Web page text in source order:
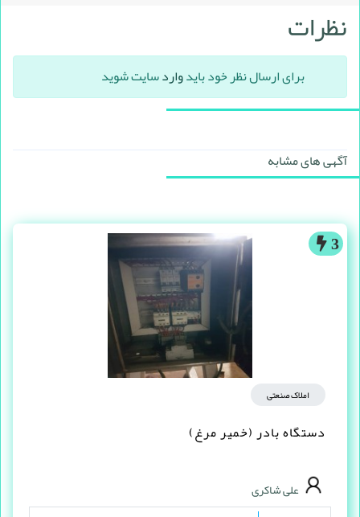
نظرات
برای ارسال نظر خود بایدواردسایت شوید
آگهی های مشابه
3
املاک صنعتی
دستگاه بادر (خمیر مرغ)
علی شاکری